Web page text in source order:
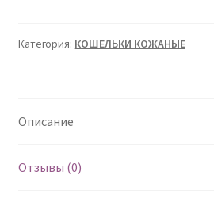
Категория: КОШЕЛЬКИ КОЖАНЫЕ
Описание
Отзывы (0)